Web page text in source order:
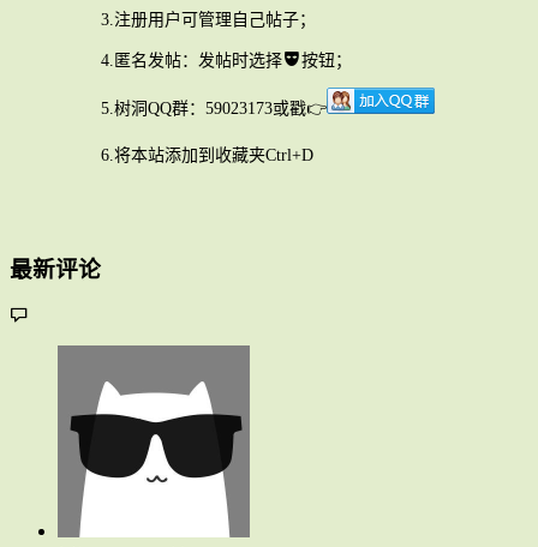
3.注册用户可管理自己帖子；
4.匿名发帖：发帖时选择 按钮；
5.树洞QQ群：59023173或戳👉
6.将本站添加到收藏夹Ctrl+D
最新评论